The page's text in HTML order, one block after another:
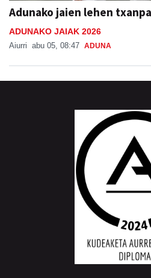
Adunako jaien lehen
ADUNAKO JAIAK 2026
Aiurri abu 05, 08:47 ADUNA